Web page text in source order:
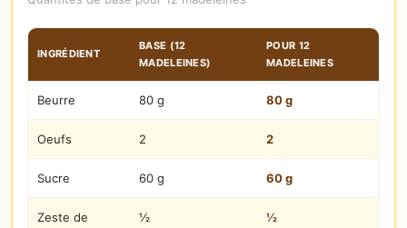
INGRÉDIENT
BASE (12
MADELEINES)
POUR 12
MADELEINES
Beurre 80 g 80 g
Oeufs 2 2
Sucre 60 g 60 g
Zeste de
½ ½